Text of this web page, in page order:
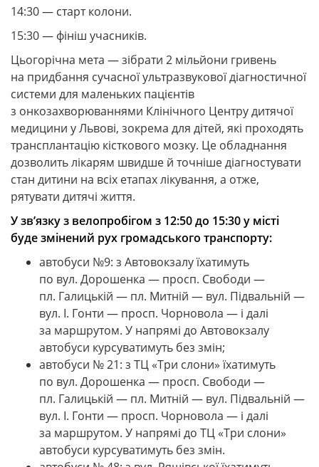
14:30 — старт колони.
15:30 — фініш учасників.
Цьогорічна мета — зібрати 2 мільйони гривень
на придбання сучасної ультразвукової діагностичної
системи для маленьких пацієнтів
з онкозахворюваннями Клінічного Центру дитячої
медицини у Львові, зокрема для дітей, які проходять
трансплантацію кісткового мозку. Це обладнання
дозволить лікарям швидше й точніше діагностувати
стан дитини на всіх етапах лікування, а отже,
рятувати дитячі життя.
У зв’язку з велопробігом з 12:50 до 15:30 у місті
буде змінений рух громадського транспорту:
автобуси №9: з Автовокзалу їхатимуть
по вул. Дорошенка — просп. Свободи —
пл. Галицькій — пл. Митній — вул. Підвальній —
вул. І. Гонти — просп. Чорновола — і далі
за маршрутом. У напрямі до Автовокзалу
автобуси курсуватимуть без змін;
автобуси № 21: з ТЦ «Три слони» їхатимуть
по вул. Дорошенка — просп. Свободи —
пл. Галицькій — пл. Митній — вул. Підвальній —
вул. І. Гонти — просп. Чорновола — і далі
за маршрутом. У напрямі до ТЦ «Три слони»
автобуси курсуватимуть без змін.